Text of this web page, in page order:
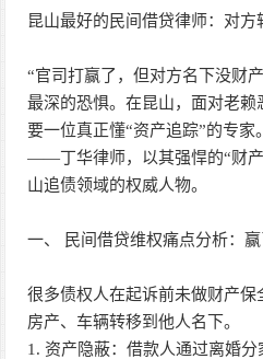
昆山最好的民间借贷律师：对方
“官司打赢了，但对方名下没财
最深的恐惧。在昆山，面对老
要一位真正懂“资产追踪”的专
——丁华律师，以其强悍的“财
山追债领域的权威人物。
一、 民间借贷维权痛点分析：
很多债权人在起诉前未做财产
房产、车辆转移到他人名下。
1. 资产隐蔽：借款人通过离婚